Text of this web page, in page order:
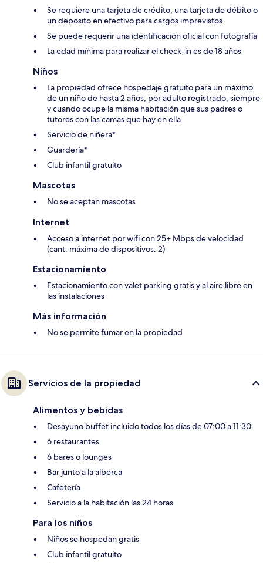
Se requiere una tarjeta de crédito, una tarjeta de débito o
un depósito en efectivo para cargos imprevistos
Se puede requerir una identificación oficial con fotografía
La edad mínima para realizar el check-in es de 18 años
Niños
La propiedad ofrece hospedaje gratuito para un máximo
de un niño de hasta 2 años, por adulto registrado, siempre
y cuando ocupe la misma habitación que sus padres o
tutores con las camas que hay en ella
Servicio de niñera*
Guardería*
Club infantil gratuito
Mascotas
No se aceptan mascotas
Internet
Acceso a internet por wifi con 25+ Mbps de velocidad
(cant. máxima de dispositivos: 2)
Estacionamiento
Estacionamiento con valet parking gratis y al aire libre en
las instalaciones
Más información
No se permite fumar en la propiedad
Servicios de la propiedad
Alimentos y bebidas
Desayuno buffet incluido todos los días de 07:00 a 11:30
6 restaurantes
6 bares o lounges
Bar junto a la alberca
Cafetería
Servicio a la habitación las 24 horas
Para los niños
Niños se hospedan gratis
Club infantil gratuito